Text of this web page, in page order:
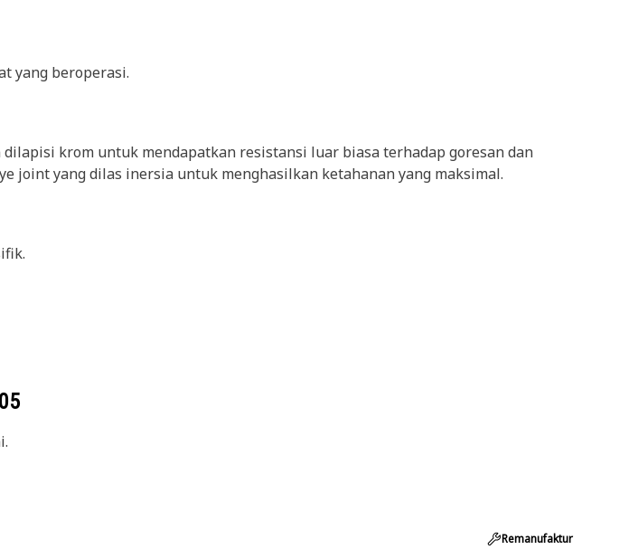
yang beroperasi.
krom untuk mendapatkan resistansi luar biasa terhadap goresan dan
joint yang dilas inersia untuk menghasilkan ketahanan yang maksimal.
Remanufaktur